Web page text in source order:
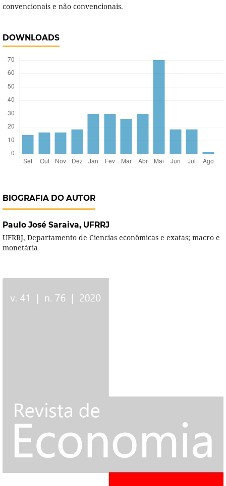
convencionais e não convencionais.
DOWNLOADS
BIOGRAFIA DO AUTOR
Paulo José Saraiva, UFRRJ
UFRRJ, Departamento de Ciencias econômicas e exatas; macro e
monetária